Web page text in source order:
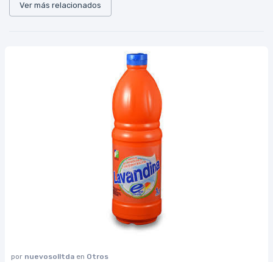
Ver más relacionados
por nuevosolltda en Otros